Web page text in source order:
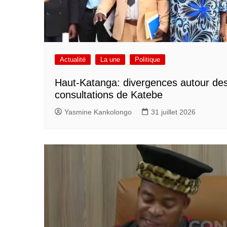
Actualité La une Politique
Haut-Katanga: divergences autour
consultations de Katebe
Yasmine Kankolongo 31 juillet 2026